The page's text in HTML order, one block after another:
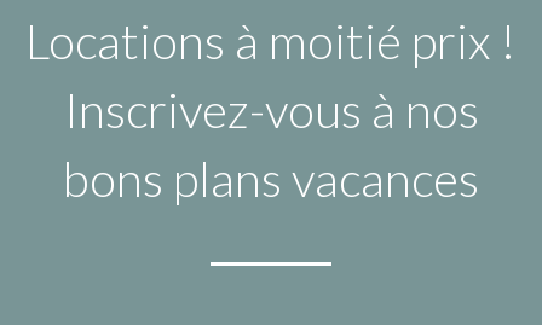
Locations à moitié prix !
Inscrivez-vous à nos
bons plans vacances